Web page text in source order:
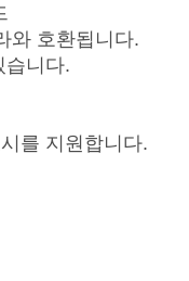
와 호환됩니다.
습니다.
를 지원합니다.